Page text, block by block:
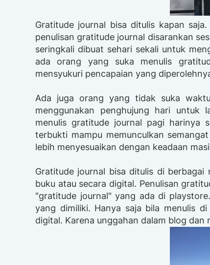
Gratitude journal bisa ditulis kapan
penulisan gratitude journal disarankan
seringkali dibuat sehari sekali untuk
ada orang yang suka menulis
mensyukuri pencapaian yang
Ada juga orang yang tidak suka
menggunakan penghujung hari untuk
menulis gratitude journal pagi harinya
terbukti mampu memunculkan
lebih menyesuaikan dengan keadaan
Gratitude journal bisa ditulis di berbagai
buku atau secara digital. Penulisan
"gratitude journal" yang ada di
yang dimiliki. Hanya saja bila menulis
digital. Karena unggahan dalam blog dan